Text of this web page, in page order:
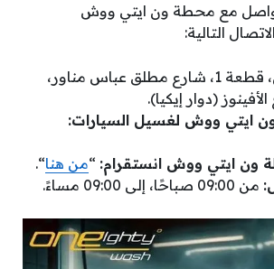
مع محطة ون ايتي ووش
التالية:
الري، قطعة 1، شارع مطلق عباس مناور،
(دوار إيكيا).
ايتي ووش لغسيل السيارات:
ايتي ووش انستقرام: “من هنا“.
من 09:00 صباحًا، إلى 09:00 مساءً.